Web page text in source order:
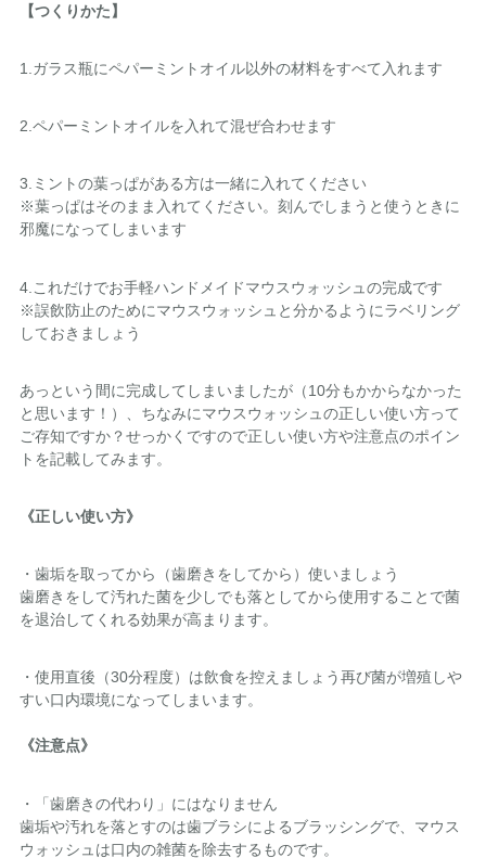
【つくりかた】
1.ガラス瓶にペパーミントオイル以外の材料をすべて入れます
2.ペパーミントオイルを入れて混ぜ合わせます
3.ミントの葉っぱがある方は一緒に入れてください
※葉っぱはそのまま入れてください。刻んでしまうと使うときに
邪魔になってしまいます
4.これだけでお手軽ハンドメイドマウスウォッシュの完成です
※誤飲防止のためにマウスウォッシュと分かるようにラベリング
しておきましょう
あっという間に完成してしまいましたが（10分もかからなかった
と思います！）、ちなみにマウスウォッシュの正しい使い方って
ご存知ですか？せっかくですので正しい使い方や注意点のポイン
トを記載してみます。
《正しい使い方》
・歯垢を取ってから（歯磨きをしてから）使いましょう
歯磨きをして汚れた菌を少しでも落としてから使用することで菌
を退治してくれる効果が高まります。
・使用直後（30分程度）は飲食を控えましょう再び菌が増殖しや
すい口内環境になってしまいます。
《注意点》
・「歯磨きの代わり」にはなりません
歯垢や汚れを落とすのは歯ブラシによるブラッシングで、マウス
ウォッシュは口内の雑菌を除去するものです。